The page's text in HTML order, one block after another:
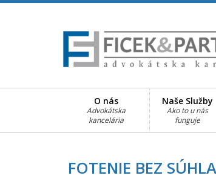
O nás
Advokátska
kancelária
Naše Služby
Ako to u nás
funguje
FOTENIE BEZ